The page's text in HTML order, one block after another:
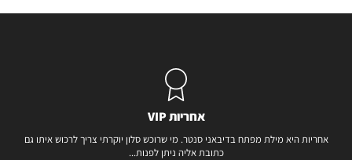
אחריות VIP
אחריות היא מילת מפתח בדיבאני סנטר. מי שרוכש סלון יוקרתי צריך לרכוש איתו גם
כתובת אליה ניתן לפנות...